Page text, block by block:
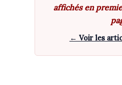
affichés en
← Voir les